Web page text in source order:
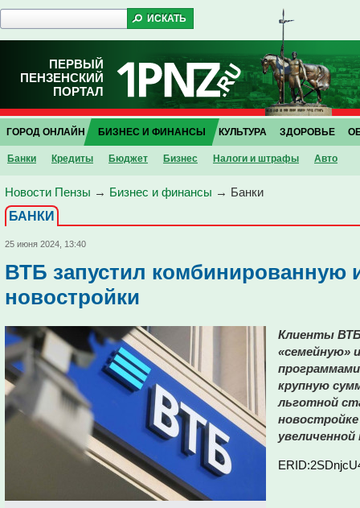
ПЕРВЫЙ
ПЕНЗЕНСКИЙ
ПОРТАЛ
ГОРОД ОНЛАЙН БИЗНЕС И ФИНАНСЫ
Банки Кредиты Бюджет Бизнес Налоги и штрафы Авто
КУЛЬТУРА ЗДОРОВЬЕ
Новости Пензы → Бизнес и финансы → Банки
БАНКИ
25 июня 2024, 13:40
ВТБ запустил комбинированную
новостройки
Клиенты
«семейную»
крупную
льготной
новостройке